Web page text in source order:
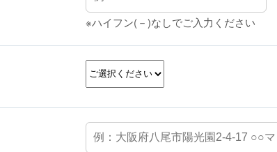
※ハイフン(－)なしでご入力ください